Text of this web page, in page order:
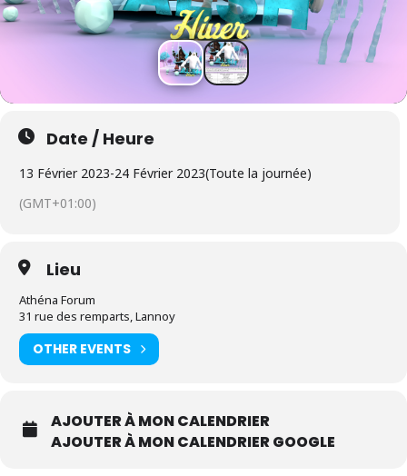
Date / Heure
13 Février 2023-24 Février 2023(Toute la journée)
(GMT+01:00)
Lieu
Athéna Forum
31 rue des remparts, Lannoy
OTHER EVENTS
AJOUTER À MON CALENDRIER
AJOUTER À MON CALENDRIER GOOGLE